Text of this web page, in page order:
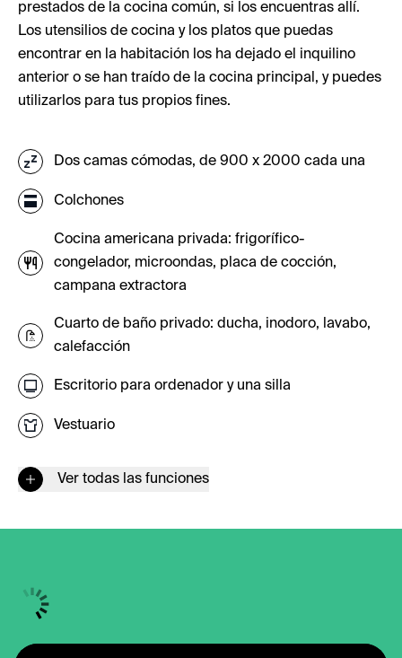
prestados de la cocina común, si los encuentras allí.
Los utensilios de cocina y los platos que puedas
encontrar en la habitación los ha dejado el inquilino
anterior o se han traído de la cocina principal, y puedes
utilizarlos para tus propios fines.
Dos camas cómodas, de 900 x 2000 cada una
Colchones
Cocina americana privada: frigorífico-
congelador, microondas, placa de cocción,
campana extractora
Cuarto de baño privado: ducha, inodoro, lavabo,
calefacción
Escritorio para ordenador y una silla
Vestuario
Ver todas las funciones